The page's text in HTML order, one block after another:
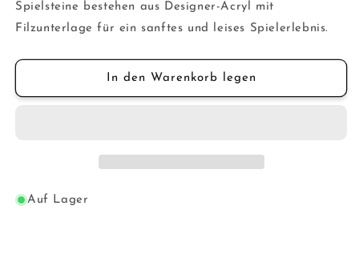
Spielsteine ​​bestehen aus Designer-Acryl mit
Filzunterlage für ein sanftes und leises Spielerlebnis.
In den Warenkorb legen
Auf Lager